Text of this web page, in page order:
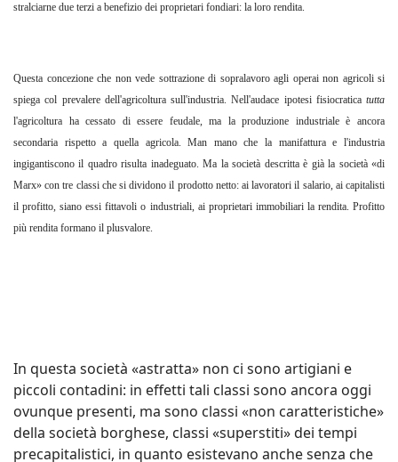
stralciarne due terzi a benefizio dei proprietari fondiari: la loro rendita.
Questa concezione che non vede sottrazione di sopralavoro agli operai non agricoli si
spiega col prevalere dell'agricoltura sull'industria. Nell'audace ipotesi fisiocratica tutta
l'agricoltura ha cessato di essere feudale, ma la produzione industriale è ancora
secondaria rispetto a quella agricola. Man mano che la manifattura e l'industria
ingigantiscono il quadro risulta inadeguato. Ma la società descritta è già la società «di
Marx» con tre classi che si dividono il prodotto netto: ai lavoratori il salario, ai capitalisti
il profitto, siano essi fittavoli o industriali, ai proprietari immobiliari la rendita. Profitto
più rendita formano il plusvalore.
In questa società «astratta» non ci sono artigiani e
piccoli contadini: in effetti tali classi sono ancora oggi
ovunque presenti, ma sono classi «non caratteristiche»
della società borghese, classi «superstiti» dei tempi
precapitalistici, in quanto esistevano anche senza che